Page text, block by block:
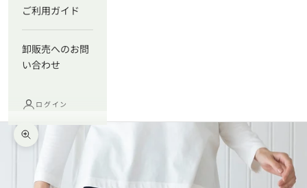
ご利用ガイド
卸販売へのお問
い合わせ
ログイン
ズームイン